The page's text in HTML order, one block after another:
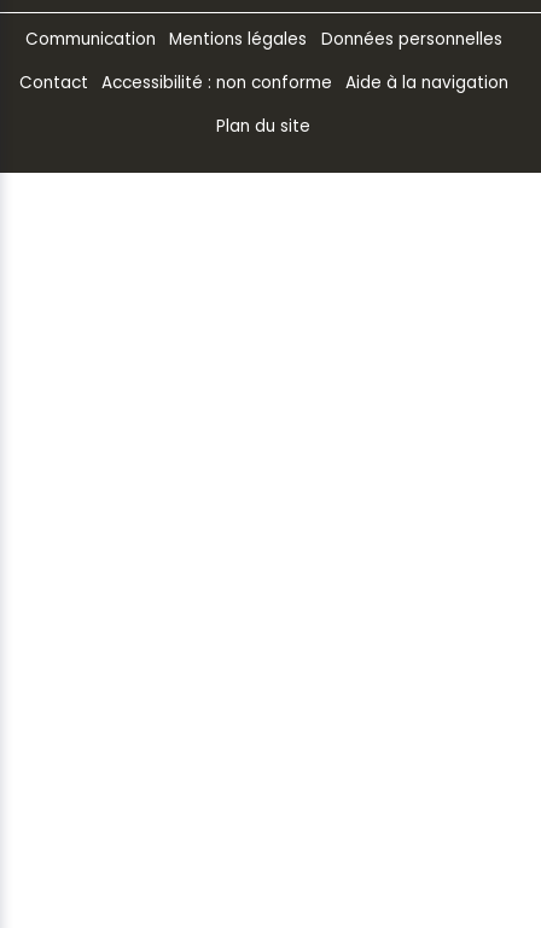
Communication Mentions légales
Données personnelles
Contact
Accessibilité : non conforme
Aide à la navigation
Plan du site